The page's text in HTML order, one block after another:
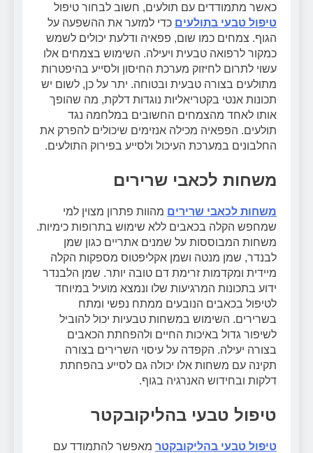
כאשר מתמודדים עם תולעים, חשוב לבחור טיפול
טיפול טבעי בתולעים כדי למזער את ההשפעה על
הגוף. צמחים כמו שום, פפאיה ודלעת יכולים לשמש
כמקור לרפואה טבעית ויעילה. השימוש בצמחים אלו
עשוי לתרום לחיזוק מערכת החיסון ולסייע בהיפטרות
מתולעים בצורה טבעית ובטוחה. יתר על כן, לשום יש
תכונות אנטי בקטריאליות נוגדות דלקת, מה שהופך
אותו לאחד מהצמחים החשובים במלחמה נגד
תולעים. הפפאיה מכילה אנזימים שיכולים להפרק את
החלבונים במערכת העיכול ולסייע בפירוק התולעים.
משחות לכאבי שרירים
משחות לכאבי שרירים מהוות פתרון מצוין למי
שמחפש הקלה בכאבים ללא שימוש בתרופות כימיות.
משחות המבוססות על שמנים אתריים כגון שמן
לבנדר, שמן מנטה ושמן אקליפטוס מספקות הקלה
מיידית ומקדמות זרימת דם טובה יותר. שמן הלבנדר
ידוע בתכונות המרגיעות שלו ונמצא מועיל במיוחד
לטיפול בכאבים הנובעים ממתח נפשי ומתח
בשרירים. השימוש במשחות טבעיות יכול להוביל
לשיפור גדול באיכות החיים ולהפחתת הכאבים
בצורה יעילה. הקפדה על עיסוי השרירים בצורה
תקינה עם משחות אלו יכולה גם לסייע בהפחתת
דלקות ובחידוש האנרגיה בגוף.
טיפול טבעי בהליקובקטר
טיפול טבעי בהליקובקטר מאפשר להתמודד עם